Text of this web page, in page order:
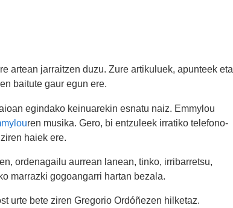
artean jarraitzen duzu. Zure artikuluek, apunteek eta
baitute gaur egun ere.
egindako keinuarekin esnatu naiz. Emmylou
ren musika. Gero, bi entzuleek irratiko telefono-
haiek ere.
ordenagailu aurrean lanean, tinko, irribarretsu,
marrazki gogoangarri hartan bezala.
urte bete ziren Gregorio Ordóñezen hilketaz.